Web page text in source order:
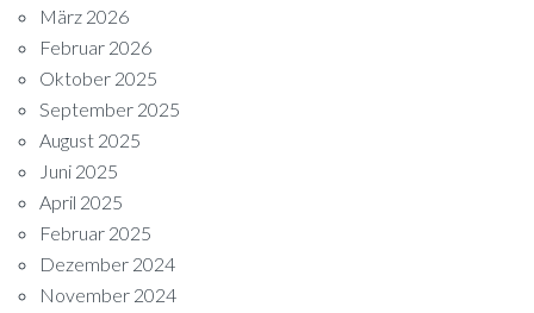
März 2026
Februar 2026
Oktober 2025
September 2025
August 2025
Juni 2025
April 2025
Februar 2025
Dezember 2024
November 2024